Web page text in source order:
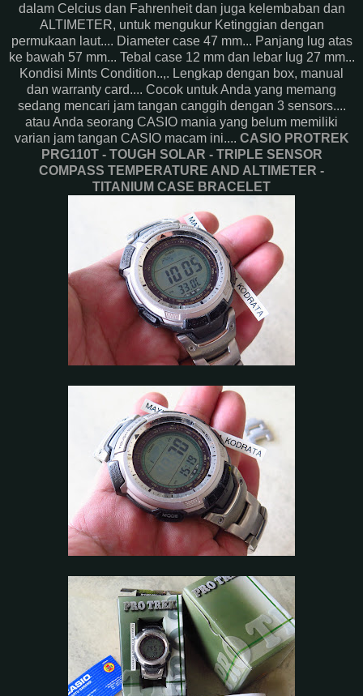
dalam Celcius dan Fahrenheit dan juga kelembaban dan
ALTIMETER, untuk mengukur Ketinggian dengan
permukaan laut.... Diameter case 47 mm... Panjang lug atas
ke bawah 57 mm... Tebal case 12 mm dan lebar lug 27 mm...
Kondisi Mints Condition..,. Lengkap dengan box, manual
dan warranty card.... Cocok untuk Anda yang memang
sedang mencari jam tangan canggih dengan 3 sensors....
atau Anda seorang CASIO mania yang belum memiliki
varian jam tangan CASIO macam ini.... CASIO PROTREK
PRG110T - TOUGH SOLAR - TRIPLE SENSOR
COMPASS TEMPERATURE AND ALTIMETER -
TITANIUM CASE BRACELET